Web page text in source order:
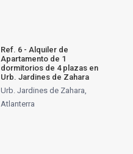
Ref. 6 - Alquiler de
Apartamento de 1
dormitorios de 4 plazas en
Urb. Jardines de Zahara
Urb. Jardines de Zahara
Atlanterra